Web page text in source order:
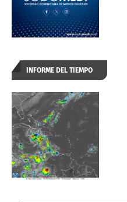
INFORME DEL TIEMPO